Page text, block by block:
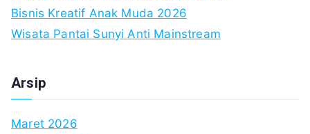
Bisnis Kreatif Anak Muda 2026
Wisata Pantai Sunyi Anti Mainstream
Arsip
Maret 2026